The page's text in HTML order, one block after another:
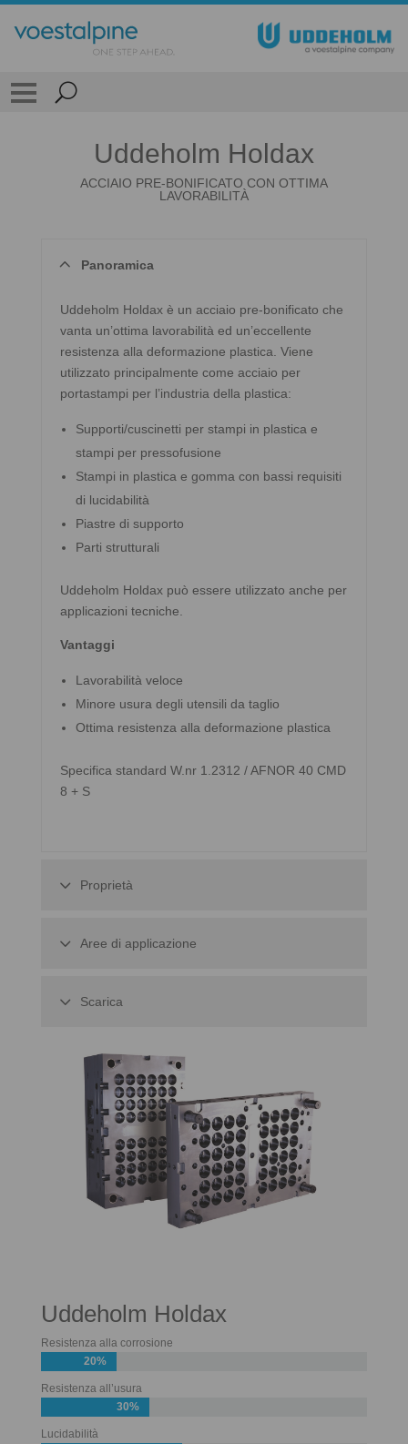
Uddeholm Holdax
ACCIAIO PRE-BONIFICATO CON OTTIMA
LAVORABILITÀ
Panoramica
Uddeholm Holdax è un acciaio pre-bonificato che
vanta un’ottima lavorabilità ed un’eccellente
resistenza alla deformazione plastica. Viene
utilizzato principalmente come acciaio per
portastampi per l’industria della plastica:
Supporti/cuscinetti per stampi in plastica e
stampi per pressofusione
Stampi in plastica e gomma con bassi requisiti
di lucidabilità
Piastre di supporto
Parti strutturali
Uddeholm Holdax può essere utilizzato anche per
applicazioni tecniche.
Vantaggi
Lavorabilità veloce
Minore usura degli utensili da taglio
Ottima resistenza alla deformazione plastica
Specifica standard W.nr 1.2312 / AFNOR 40 CMD
8 + S
Proprietà
Aree di applicazione
Scarica
Uddeholm Holdax
Resistenza alla corrosione
20%
Resistenza all’usura
30%
Lucidabilità